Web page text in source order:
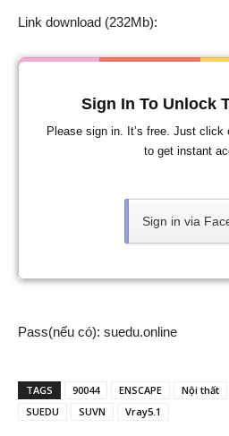
Link download (232Mb):
Sign In To Unlock
Please sign in. It’s free. Just click
to get instant
Sign in via
Pass(nếu có): suedu.online
TAGS 90044 ENSCAPE Nội thất
SUEDU
SUVN Vray5.1